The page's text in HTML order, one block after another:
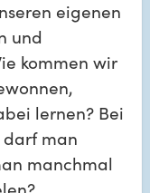
eigenen
und
kommen wir
lernen? Bei
darf man
manchmal